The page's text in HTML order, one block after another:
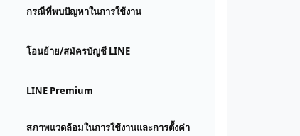
กรณีที่พบปัญหาในการใช้งาน
โอนย้าย/สมัครบัญชี LINE
LINE Premium
สภาพแวดล้อมในการใช้งานและการตั้งค่า